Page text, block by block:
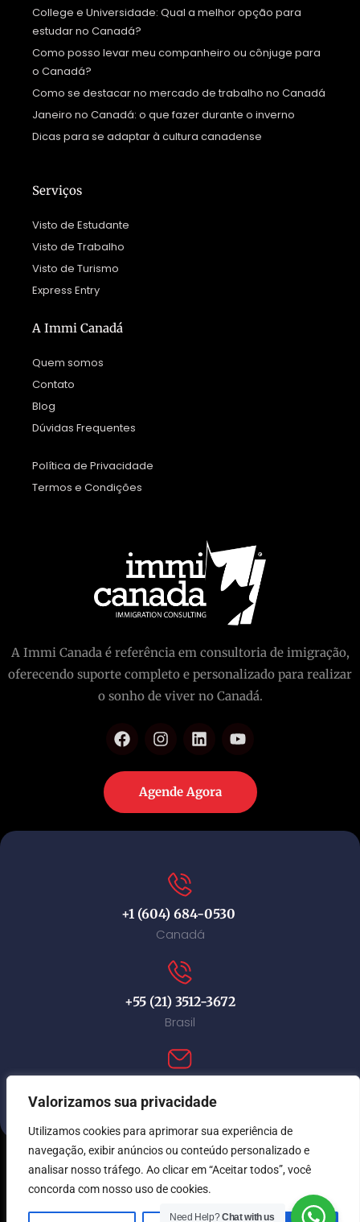
Valorizamos sua privacidade
Utilizamos cookies para aprimorar sua experiência de
navegação, exibir anúncios ou conteúdo personalizado e
analisar nosso tráfego. Ao clicar em “Aceitar todos”, você
concorda com nosso uso de cookies.
College e Universidade: Qual a melhor opção para
estudar no Canadá?
Como posso levar meu companheiro ou cônjuge para
o Canadá?
Como se destacar no mercado de trabalho no Canadá
Janeiro no Canadá: o que fazer durante o inverno
Dicas para se adaptar à cultura canadense
Serviços
Visto de Estudante
Visto de Trabalho
Visto de Turismo
Express Entry
A Immi Canadá
Quem somos
Contato
Blog
Dúvidas Frequentes
Política de Privacidade
Termos e Condições
A Immi Canada é referência em consultoria de imigração,
oferecendo suporte completo e personalizado para realizar
o sonho de viver no Canadá.
Agende Agora
+1 (604) 684-0530
Canadá
+55 (21) 3512-3672
Brasil
© Immi Canada 2026. Todos os direitos reservados.
Need Help?Chat with us